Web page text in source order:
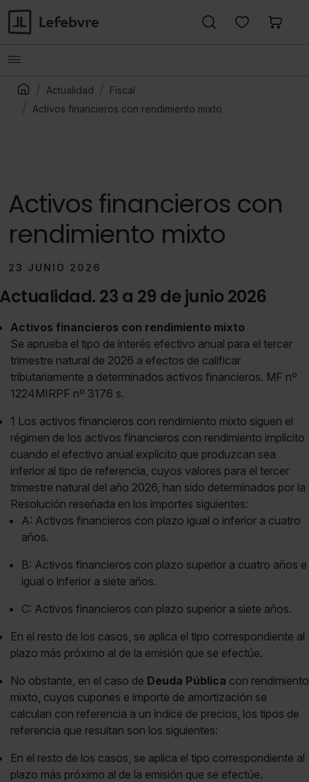
Actualidad
Fiscal
Activos financieros con rendimiento mixto
Activos financieros con
rendimiento mixto
23 JUNIO 2026
Actualidad. 23 a 29 de junio 2026
Activos financieros con rendimiento mixto
Se aprueba el tipo de interés efectivo anual para el tercer
trimestre natural de 2026 a efectos de calificar
tributariamente a determinados activos financieros. MF nº
1224MIRPF nº 3176 s.
1 Los activos financieros con rendimiento mixto siguen el
régimen de los activos financieros con rendimiento implícito
cuando el efectivo anual explícito que produzcan sea
inferior al tipo de referencia, cuyos valores para el tercer
trimestre natural del año 2026, han sido determinados por la
Resolución reseñada en los importes siguientes:
A: Activos financieros con plazo igual o inferior a cuatro
años.
B: Activos financieros con plazo superior a cuatro años e
igual o inferior a siete años.
C: Activos financieros con plazo superior a siete años.
En el resto de los casos, se aplica el tipo correspondiente al
plazo más próximo al de la emisión que se efectúe.
No obstante, en el caso de Deuda Pública con rendimiento
mixto, cuyos cupones e importe de amortización se
calculan con referencia a un índice de precios, los tipos de
referencia que resultan son los siguientes:
En el resto de los casos, se aplica el tipo correspondiente al
plazo más próximo al de la emisión que se efectúe.